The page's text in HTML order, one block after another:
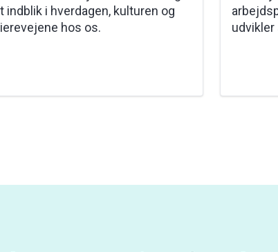
indblik i hverdagen, kulturen og
hos os.